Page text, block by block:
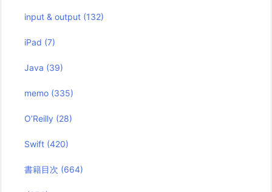
input & output (132)
iPad (7)
Java (39)
memo (335)
O’Reilly (28)
Swift (420)
書籍目次 (664)